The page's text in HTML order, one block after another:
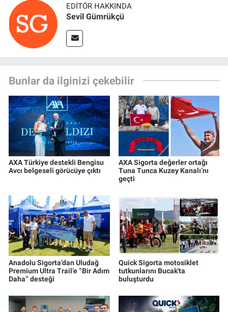
EDITÖR HAKKINDA
Sevil Gümrükçü
Bunlar da ilginizi çekebilir
AXA Türkiye destekli Bengisu
Avcı belgeseli görücüye çıktı
AXA Sigorta değerler ortağı
Tuna Tunca Kuzey Kanalı’nı
geçti
Anadolu Sigorta’dan Uludağ
Premium Ultra Trail’e “Bir Adım
Daha” desteği
Quick Sigorta motosiklet
tutkunlarını Bucak'ta
buluşturdu